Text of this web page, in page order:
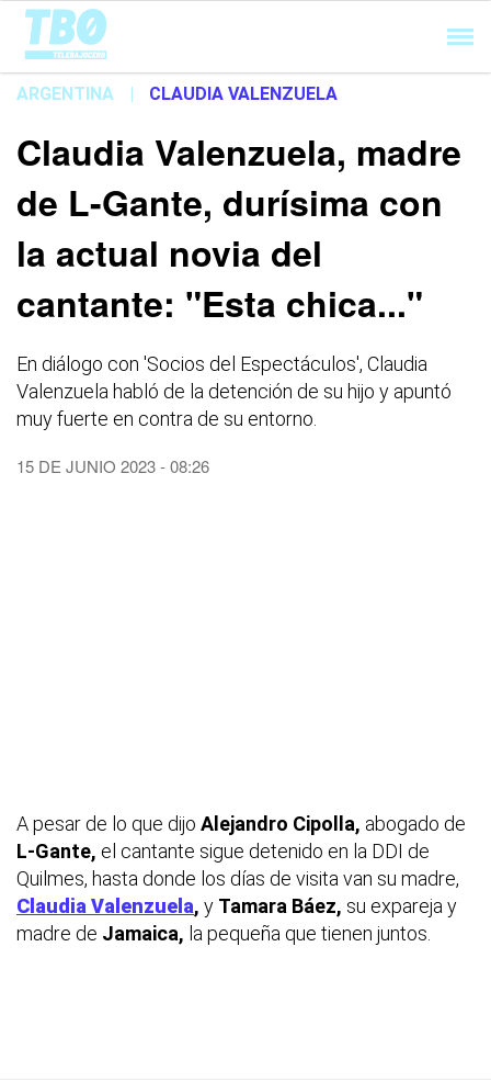
Cargando...
ARGENTINA | CLAUDIA VALENZUELA
Claudia Valenzuela, madre
de L-Gante, durísima con
la actual novia del
cantante: "Esta chica..."
En diálogo con 'Socios del Espectáculos', Claudia
Valenzuela habló de la detención de su hijo y apuntó
muy fuerte en contra de su entorno.
15 DE JUNIO 2023 - 08:26
A pesar de lo que dijo Alejandro Cipolla, abogado de
L-Gante, el cantante sigue detenido en la DDI de
Quilmes, hasta donde los días de visita van su madre,
Claudia Valenzuela, y Tamara Báez, su expareja y
madre de Jamaica, la pequeña que tienen juntos.